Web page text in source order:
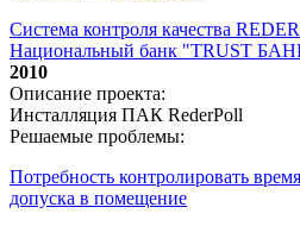
Система контроля качества
Национальный банк "TRUST
2010
Описание проекта:
Инсталляция ПАК RederPoll
Решаемые проблемы:
Потребность контролировать
допуска в помещение